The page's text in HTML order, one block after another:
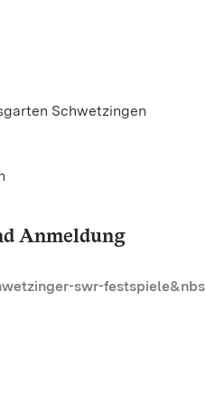
Schwetzingen
Anmeldung
swr-